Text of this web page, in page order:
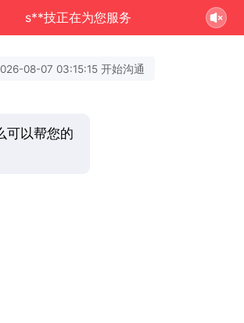
s**技正在为您服务
08-07 03:15:15 开始沟通
可以帮您的